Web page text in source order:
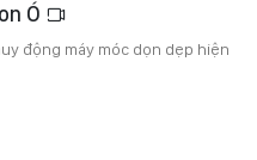
Ó
động máy móc dọn dẹp hiện